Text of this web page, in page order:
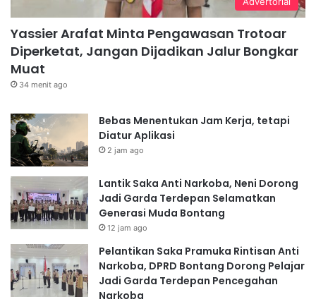
Yassier Arafat Minta Pengawasan Trotoar
Diperketat, Jangan Dijadikan Jalur Bongkar
Muat
34 menit ago
Bebas Menentukan Jam Kerja, tetapi
Diatur Aplikasi
2 jam ago
Lantik Saka Anti Narkoba, Neni Dorong
Jadi Garda Terdepan Selamatkan
Generasi Muda Bontang
12 jam ago
Pelantikan Saka Pramuka Rintisan Anti
Narkoba, DPRD Bontang Dorong Pelajar
Jadi Garda Terdepan Pencegahan
Narkoba